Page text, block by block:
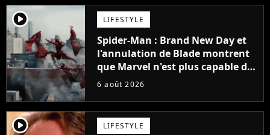
player2 LIFESTYLE
Spider-Man : Brand New Day et
l'annulation de Blade montrent
que Marvel n'est plus capable de
faire quoi que ce soit de simple
6 août 2026
player2 LIFESTYLE